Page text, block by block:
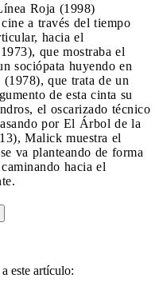
Roja (1998)
a través del tiempo
hacia el
que mostraba el
sociópata huyendo en
que trata de un
de esta cinta su
el oscarizado técnico
por El Árbol de la
Malick muestra el
va planteando de forma
hacia el
este artículo: